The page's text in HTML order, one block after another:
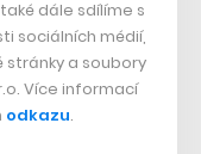
lepší znalost
učí česky a
problém. Situace
podle dat PAQ
dále sdílíme s
sociálních médií,
stránky a soubory
Více informací
odkazu.